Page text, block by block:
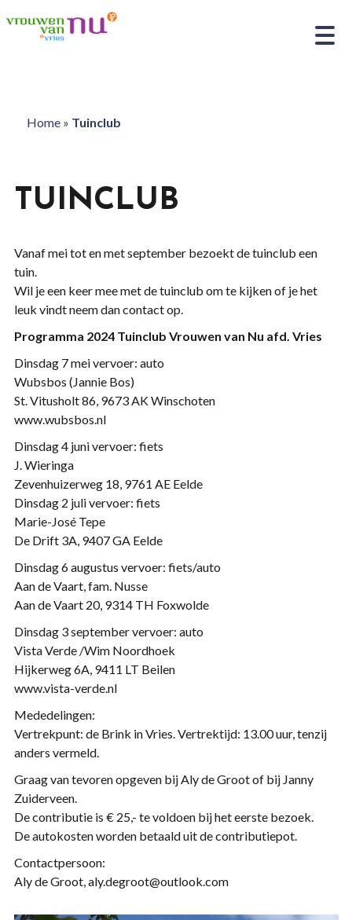
Home» Tuinclub
TUINCLUB
Vanaf mei tot en met september bezoekt de tuinclub een
tuin.
Wil je een keer mee met de tuinclub om te kijken of je het
leuk vindt neem dan contact op.
Programma 2024 Tuinclub Vrouwen van Nu afd. Vries
Dinsdag 7 mei vervoer: auto
Wubsbos (Jannie Bos)
St. Vitusholt 86, 9673 AK Winschoten
www.wubsbos.nl
Dinsdag 4 juni vervoer: fiets
J. Wieringa
Zevenhuizerweg 18, 9761 AE Eelde
Dinsdag 2 juli vervoer: fiets
Marie-José Tepe
De Drift 3A, 9407 GA Eelde
Dinsdag 6 augustus vervoer: fiets/auto
Aan de Vaart, fam. Nusse
Aan de Vaart 20, 9314 TH Foxwolde
Dinsdag 3 september vervoer: auto
Vista Verde /Wim Noordhoek
Hijkerweg 6A, 9411 LT Beilen
www.vista-verde.nl
Mededelingen:
Vertrekpunt: de Brink in Vries. Vertrektijd: 13.00 uur, tenzij
anders vermeld.
Graag van tevoren opgeven bij Aly de Groot of bij Janny
Zuiderveen.
De contributie is € 25,- te voldoen bij het eerste bezoek.
De autokosten worden betaald uit de contributiepot.
Contactpersoon:
Aly de Groot, aly.degroot@outlook.com